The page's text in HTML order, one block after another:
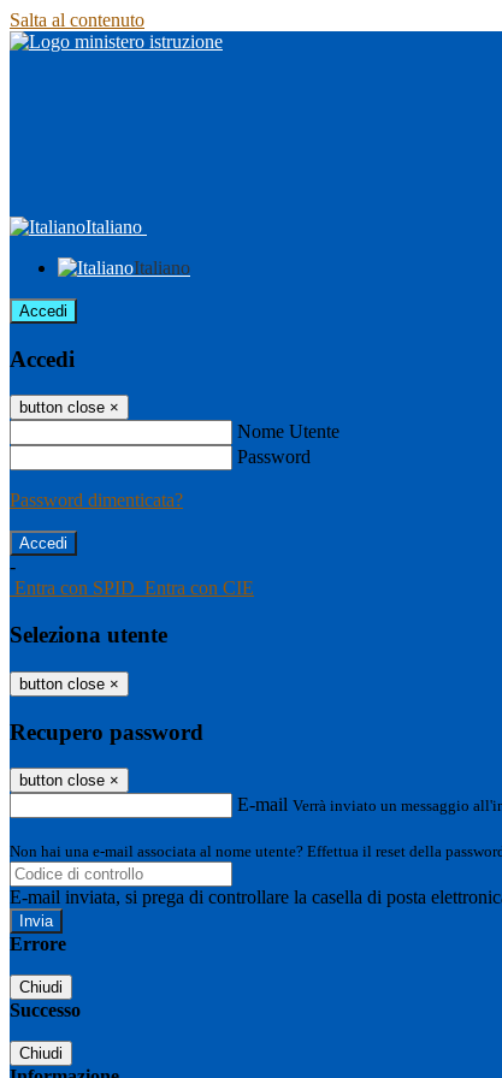
Salta al contenuto
Italiano
Italiano
Accedi
Accedi
button close ×
Nome Utente
Password
Password dimenticata?
-
Entra con SPID Entra con CIE
Seleziona utente
button close ×
Recupero password
button close ×
E-mail Verrà inviato un messaggio
Non hai una e-mail associata al nome utente? Effettua il reset della
E-mail inviata, si prega di controllare la casella di posta
Errore
Chiudi
Successo
Chiudi